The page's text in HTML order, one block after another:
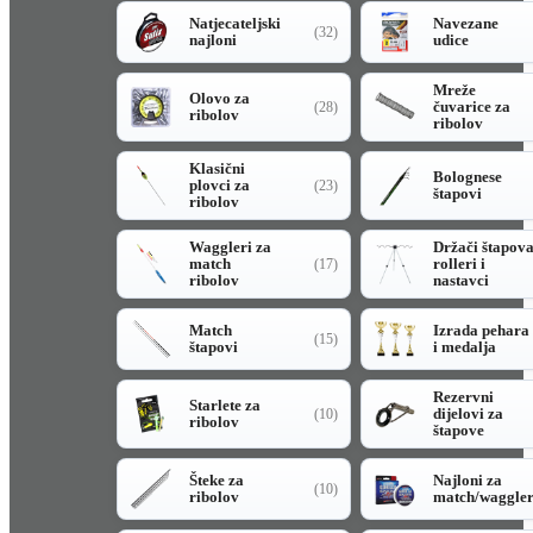
Natjecateljski
najloni
(32)
Navezane
udice
Olovo za
ribolov
(28)
Mreže
čuvarice za
ribolov
Klasični
plovci za
ribolov
(23)
Bolognese
štapovi
Waggleri za
match
ribolov
(17)
Držači štapova
rolleri i
nastavci
Match
štapovi
(15)
Izrada pehara
i medalja
Starlete za
ribolov
(10)
Rezervni
dijelovi za
štapove
Šteke za
ribolov
(10)
Najloni za
match/waggler